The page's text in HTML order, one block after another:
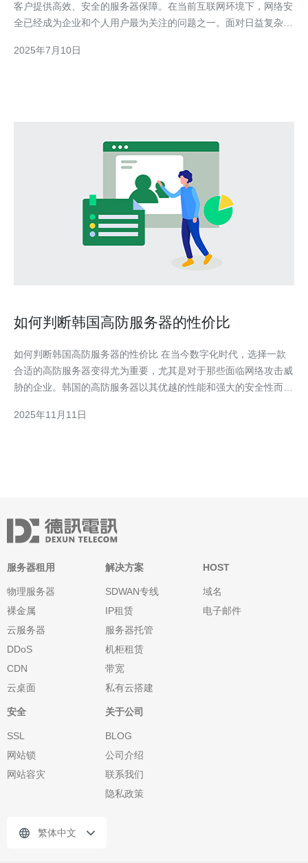
客户提供高效、安全的服务器保障。在当前互联网环境下，网络安
全已经成为企业和个人用户最为关注的问题之一。面对日益复杂的
国KT高防服务器拥有先进的防御系统，能够有效抵御各种DDoS攻
2025年7月10日
如何判断韩国高防服务器的性价比
如何判断韩国高防服务器的性价比 在当今数字化时代，选择一款
合适的高防服务器变得尤为重要，尤其是对于那些面临网络攻击威
胁的企业。韩国的高防服务器以其优越的性能和强大的安全性而备
以下是三个关键精华，帮助您更好地评估韩国高防服务器的性价
2025年11月11日
服务器租用
物理服务器
裸金属
云服务器
DDoS
CDN
云桌面
解决方案
SDWAN专线
IP租赁
服务器托管
机柜租赁
带宽
私有云搭建
HOST
域名
电子邮件
安全
SSL
网站锁
网站容灾
关于公司
BLOG
公司介绍
联系我们
隐私政策
繁体中文